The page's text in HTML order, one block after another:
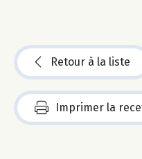
Retour à la liste
Imprimer la